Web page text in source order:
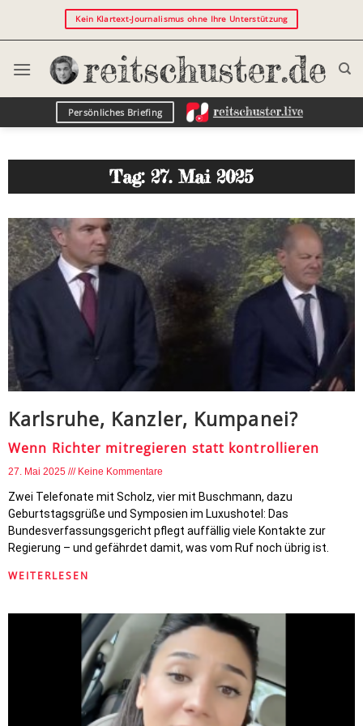
Kein Klartext-Journalismus ohne Ihre Unterstützung
Persönliches Briefing
Tag: 27. Mai 2025
Karlsruhe, Kanzler, Kumpanei?
Wenn Richter mitregieren statt kontrollieren
27. Mai 2025 Keine Kommentare
Zwei Telefonate mit Scholz, vier mit Buschmann, dazu
Geburtstagsgrüße und Symposien im Luxushotel: Das
Bundesverfassungsgericht pflegt auffällig viele Kontakte zur
Regierung – und gefährdet damit, was vom Ruf noch übrig ist.
WEITERLESEN